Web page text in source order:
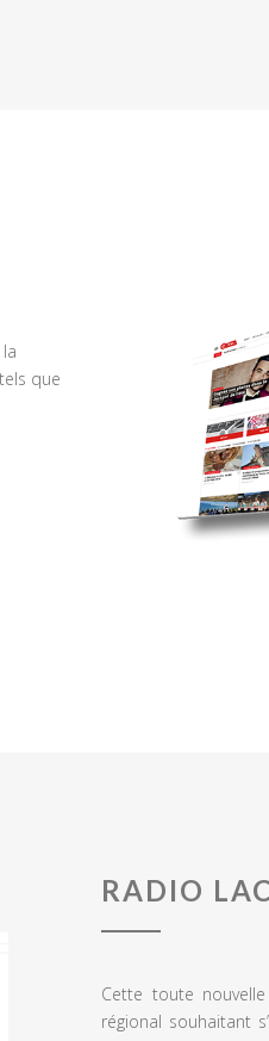
que
RADIO
Cette toute
régional souhaitant